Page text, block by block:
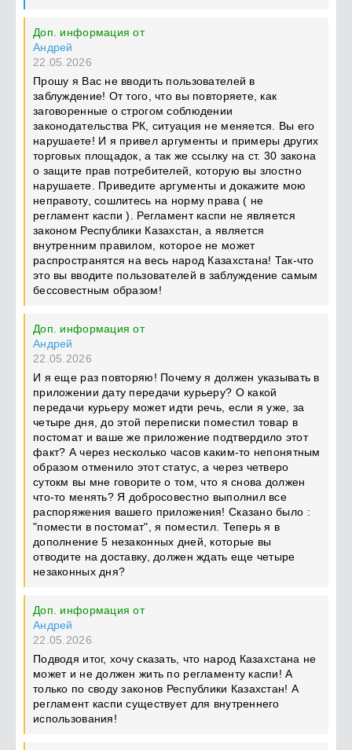
Доп. информация от
Андрей
22.05.2026
Прошу я Вас не вводить пользователей в
заблуждение! От того, что вы повторяете, как
заговоренные о строгом соблюдении
законодательства РК, ситуация не меняется. Вы его
нарушаете! И я привел аргументы и примеры других
торговых площадок, а так же ссылку на ст. 30 закона
о защите прав потребителей, которую вы злостно
нарушаете. Приведите аргументы и докажите мою
неправоту, сошлитесь на норму права ( не
регламент каспи ). Регламент каспи не является
законом Республики Казахстан, а является
внутренним правилом, которое не может
распространятся на весь народ Казахстана! Так-что
это вы вводите пользователей в заблуждение самым
бессовестным образом!
Доп. информация от
Андрей
22.05.2026
И я еще раз повторяю! Почему я должен указывать в
приложении дату передачи курьеру? О какой
передачи курьеру может идти речь, если я уже, за
четыре дня, до этой переписки поместил товар в
постомат и ваше же приложение подтвердило этот
факт? А через несколько часов каким-то непонятным
образом отменило этот статус, а через четверо
сутокм вы мне говорите о том, что я снова должен
что-то менять? Я добросовестно выполнил все
распоряжения вашего приложения! Сказано было :
"помести в постомат", я поместил. Теперь я в
дополнение 5 незаконных дней, которые вы
отводите на доставку, должен ждать еще четыре
незаконных дня?
Доп. информация от
Андрей
22.05.2026
Подводя итог, хочу сказать, что народ Казахстана не
может и не должен жить по регламенту каспи! А
только по своду законов Республики Казахстан! А
регламент каспи существует для внутреннего
использования!